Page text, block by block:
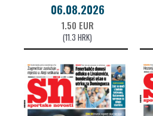
06.08.2026
1.50 EUR
(11.3 HRK)